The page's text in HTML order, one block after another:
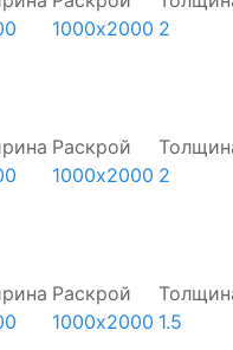
1000х2000 2
Раскрой
1000х2000 2
Раскрой
1000х2000 1.5